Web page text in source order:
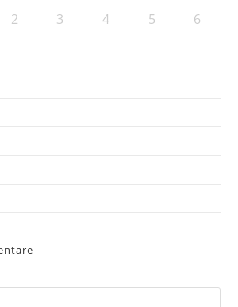
2 3 4 5 6